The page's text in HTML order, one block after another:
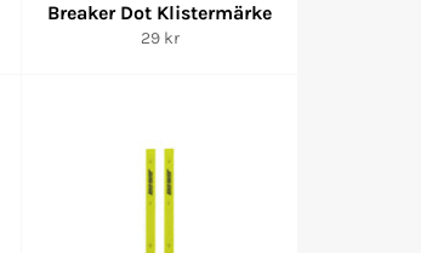
Breaker Dot Klistermärke
Ordinarie
29 kr